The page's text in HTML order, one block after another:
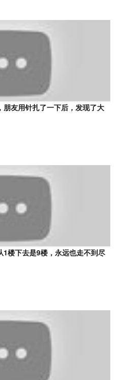
朋友用针扎了一下后，发现了大
1楼下去是9楼，永远也走不到尽